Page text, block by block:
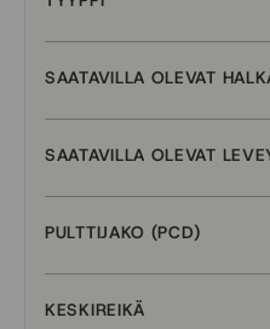
SAATAVILLA OLEVAT
SAATAVILLA OLEVAT
PULTTIJAKO (PCD)
KESKIREIKÄ